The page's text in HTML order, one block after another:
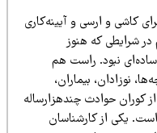
و ارسی و آیینه‌کاری
که هنوز
نبود. راست هم
بیماران،
حوادث چندهزارساله
از کارشناسان